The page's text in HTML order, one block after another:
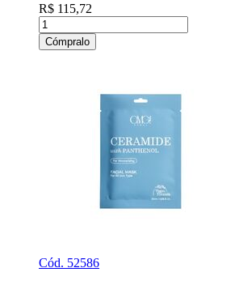
R$ 115,72
Cómpralo
Cód. 52586